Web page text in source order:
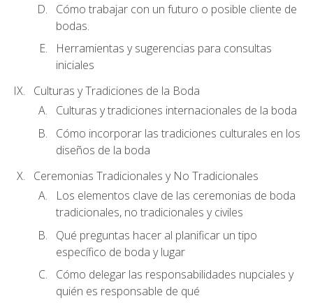
Cómo trabajar con un futuro o posible cliente de
bodas.
Herramientas y sugerencias para consultas
iniciales
Culturas y Tradiciones de la Boda
Culturas y tradiciones internacionales de la boda
Cómo incorporar las tradiciones culturales en los
diseños de la boda
Ceremonias Tradicionales y No Tradicionales
Los elementos clave de las ceremonias de boda
tradicionales, no tradicionales y civiles
Qué preguntas hacer al planificar un tipo
específico de boda y lugar
Cómo delegar las responsabilidades nupciales y
quién es responsable de qué